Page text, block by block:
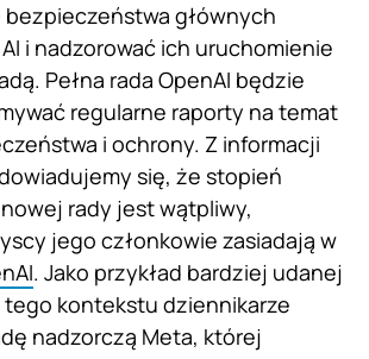
głównych
i nadzorować ich uruchomienie
Pełna rada OpenAI będzie
regularne raporty na temat
i ochrony. Z informacji
się, że stopień
rady jest wątpliwy,
jego członkowie zasiadają w
. Jako przykład bardziej udanej
kontekstu dziennikarze
nadzorczą Meta, której